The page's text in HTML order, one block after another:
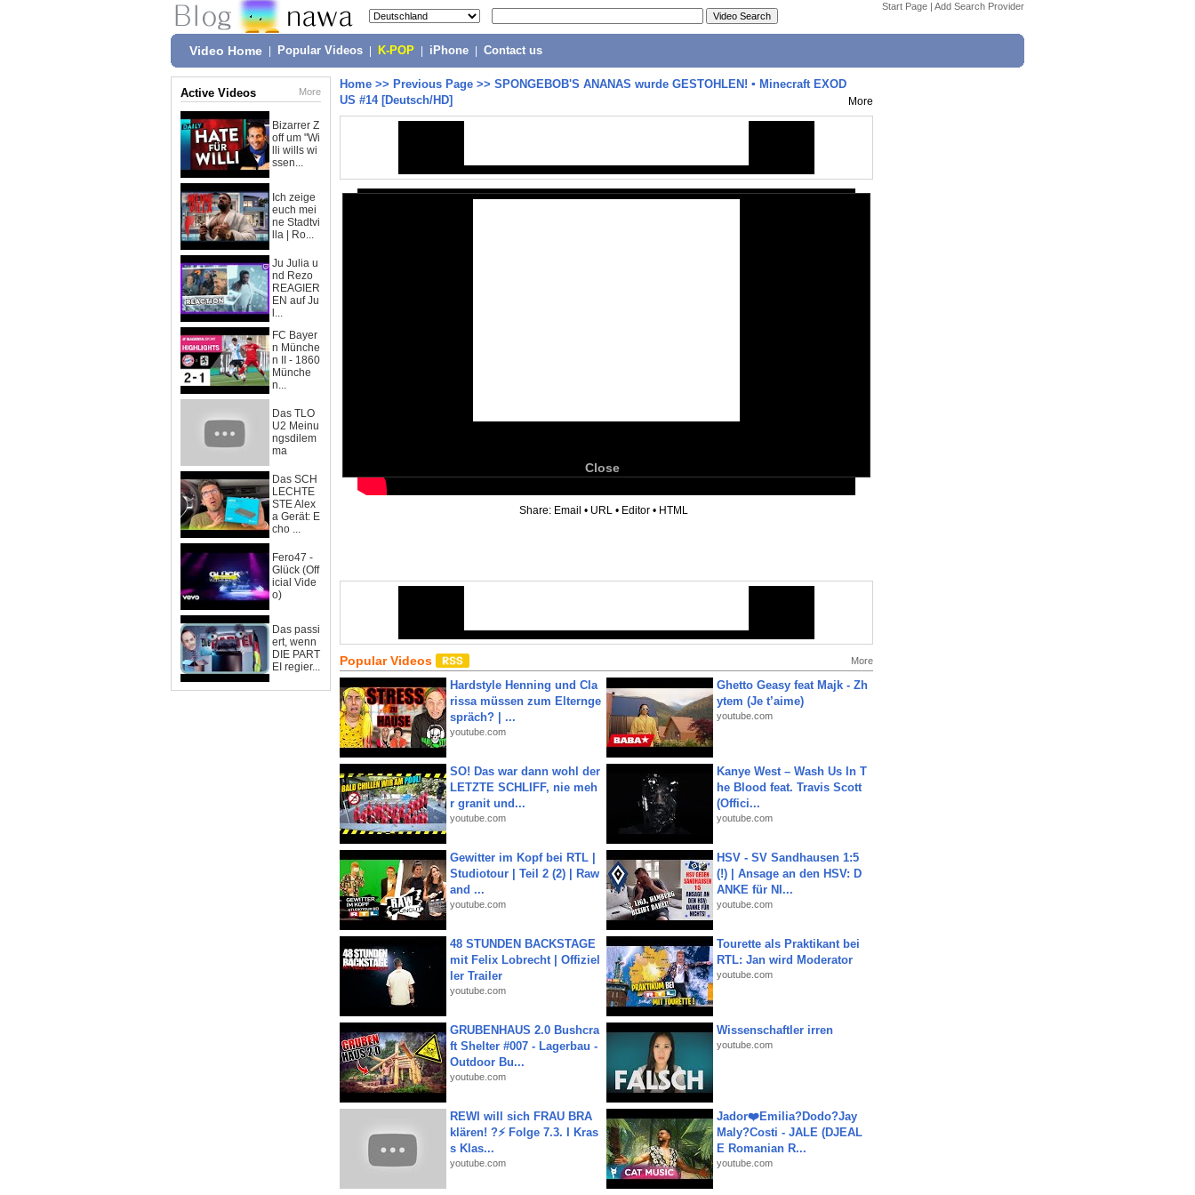
Start Page | Add Search Provider
Video Home Popular Videos K-POP iPhone Contact us
Active Videos More
Bizarrer Z
off um "Wi
lli wills wi
ssen...
Ich zeige
euch mei
ne Stadtvi
lla | Ro...
Ju Julia u
nd Rezo
REAGIER
EN auf Ju
l...
FC Bayer
n Münche
n II - 1860
Münche
n...
Das TLO
U2 Meinu
ngsdilem
ma
Das SCH
LECHTE
STE Alex
a Gerät: E
cho ...
Fero47 -
Glück (Off
icial Vide
o)
Das passi
ert, wenn
DIE PART
EI regier...
Home >> Previous Page >> SPONGEBOB'S ANANAS wurde GESTOHLEN! ▪ Minecraft EXOD
US #14 [Deutsch/HD]
More
Close
Share: Email • URL • Editor • HTML
Popular Videos More
Hardstyle Henning und Cla
rissa müssen zum Elternge
spräch? | ...
youtube.com
Ghetto Geasy feat Majk - Zh
ytem (Je t’aime)
youtube.com
SO! Das war dann wohl der
LETZTE SCHLIFF, nie meh
r granit und...
youtube.com
Kanye West – Wash Us In T
he Blood feat. Travis Scott
(Offici...
youtube.com
Gewitter im Kopf bei RTL |
Studiotour | Teil 2 (2) | Raw
and ...
youtube.com
HSV - SV Sandhausen 1:5
(!) | Ansage an den HSV: D
ANKE für NI...
youtube.com
48 STUNDEN BACKSTAGE
mit Felix Lobrecht | Offiziel
ler Trailer
youtube.com
Tourette als Praktikant bei
RTL: Jan wird Moderator
youtube.com
GRUBENHAUS 2.0 Bushcra
ft Shelter #007 - Lagerbau -
Outdoor Bu...
youtube.com
Wissenschaftler irren
youtube.com
REWI will sich FRAU BRA
klären! ?⚡️ Folge 7.3. I Kras
s Klas...
youtube.com
Jador❤️Emilia?Dodo?Jay
Maly?Costi - JALE (DJEAL
E Romanian R...
youtube.com